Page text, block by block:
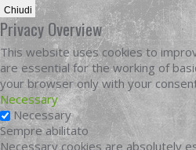
Chiudi
Privacy Overview
This website uses cookies to
are essential for the working of
your browser only with your
Necessary
Necessary
Sempre abilitato
Necessary cookies are absolutely